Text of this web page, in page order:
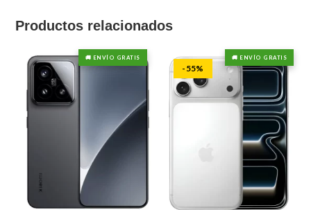
Productos relacionados
🚚 ENVÍO GRATIS 🚚 ENVÍO GRATIS
-55%